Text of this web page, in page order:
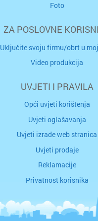
Foto
ZA POSLOVNE
Uključite svoju firmu/obrt u
Video produkcija
UVJETI I PRAVILA
Opći uvjeti korištenja
Uvjeti oglašavanja
Uvjeti izrade web stranica
Uvjeti prodaje
Reklamacije
Privatnost korisnika